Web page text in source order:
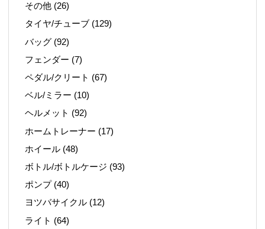
その他 (26)
タイヤ/チューブ (129)
バッグ (92)
フェンダー (7)
ペダル/クリート (67)
ベル/ミラー (10)
ヘルメット (92)
ホームトレーナー (17)
ホイール (48)
ボトル/ボトルケージ (93)
ポンプ(40)
ヨツバサイクル (12)
ライト (64)